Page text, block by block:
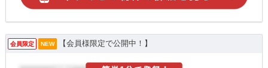
会員限定 NEW 【会員様限定で公開中！】